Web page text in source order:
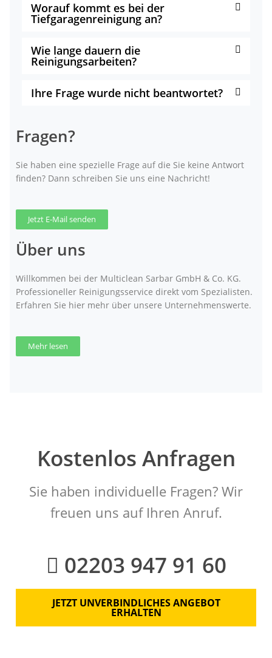
Worauf kommt es bei der
Tiefgaragenreinigung an?
Wie lange dauern die
Reinigungsarbeiten?
Ihre Frage wurde nicht beantwortet?
Fragen?
Sie haben eine spezielle Frage auf die Sie keine Antwort
finden? Dann schreiben Sie uns eine Nachricht!
Jetzt E-Mail senden
Über uns
Willkommen bei der Multiclean Sarbar GmbH & Co. KG.
Professioneller Reinigungsservice direkt vom Spezialisten.
Erfahren Sie hier mehr über unsere Unternehmenswerte.
Mehr lesen
Kostenlos Anfragen
Sie haben individuelle Fragen? Wir
freuen uns auf Ihren Anruf.
02203 947 91 60
JETZT UNVERBINDLICHES ANGEBOT
ERHALTEN